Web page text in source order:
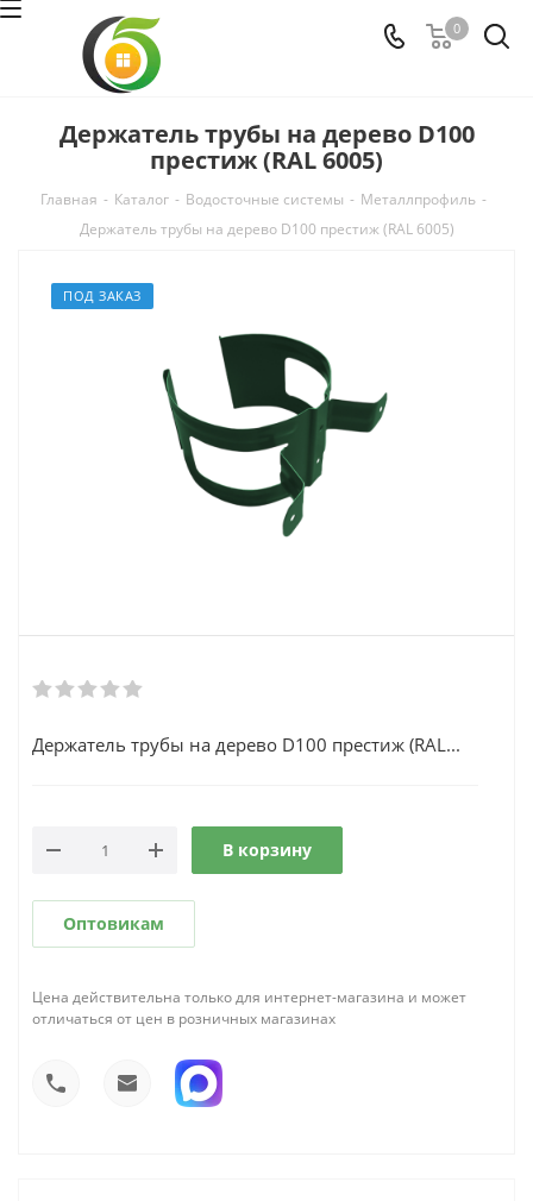
0
Держатель трубы на дерево D100
престиж (RAL 6005)
Главная - Каталог - Водосточные системы - Металлпрофиль -
Держатель трубы на дерево D100 престиж (RAL 6005)
ПОД ЗАКАЗ
Держатель трубы на дерево D100 престиж (RAL...
В корзину
Оптовикам
Цена действительна только для интернет-магазина и может
отличаться от цен в розничных магазинах